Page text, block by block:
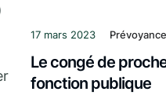
17 mars 2023 Prévoyance
Le congé de
fonction publique